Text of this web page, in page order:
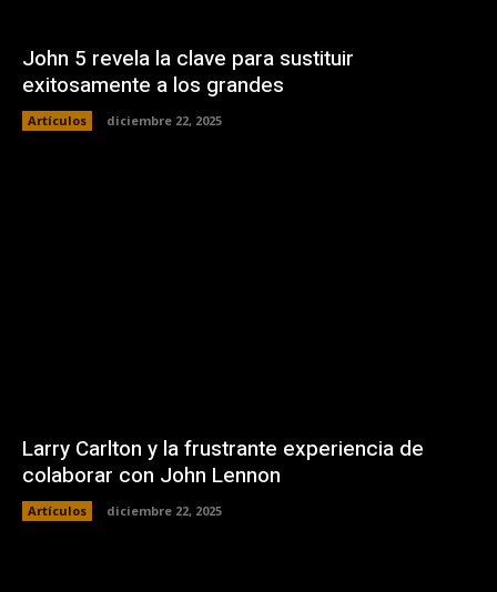
John 5 revela la clave para sustituir
exitosamente a los grandes
Artículos diciembre 22, 2025
Larry Carlton y la frustrante experiencia de
colaborar con John Lennon
Artículos diciembre 22, 2025